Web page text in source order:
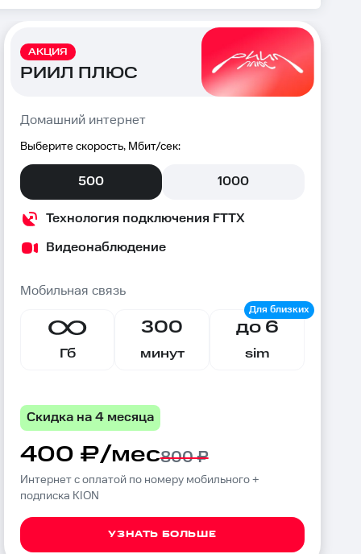
АКЦИЯ
РИИЛ ПЛЮС
Домашний интернет
Выберите скорость, Мбит/сек:
500 1000
Технология подключения FTTX
Видеонаблюдение
Мобильная связь
Гб
300
минут
до 6
sim
Скидка на 4 месяца
400 ₽/мес800 ₽
Интернет с оплатой по номеру мобильного +
подписка KION
УЗНАТЬ БОЛЬШЕ